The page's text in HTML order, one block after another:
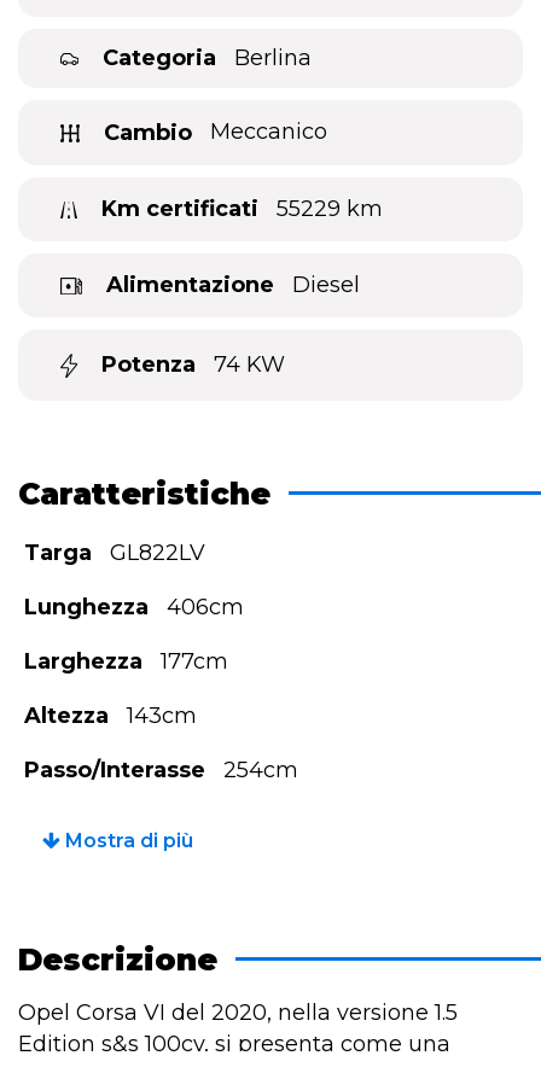
Categoria Berlina
Cambio Meccanico
Km certificati 55229 km
Alimentazione Diesel
Potenza 74 KW
Caratteristiche
Targa GL822LV
Lunghezza 406cm
Larghezza 177cm
Altezza 143cm
Passo/Interasse 254cm
Mostra di più
Descrizione
Opel Corsa VI del 2020, nella versione 1.5
Edition s&s 100cv, si presenta come una